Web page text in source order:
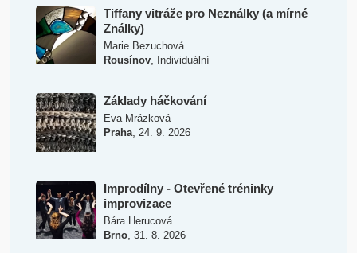
Tiffany vitráže pro Neználky (a mírné
Ználky)
Marie Bezuchová
Rousínov, Individuální
Základy háčkování
Eva Mrázková
Praha, 24. 9. 2026
Improdílny - Otevřené tréninky
improvizace
Bára Herucová
Brno, 31. 8. 2026